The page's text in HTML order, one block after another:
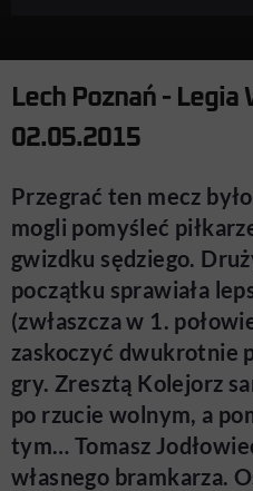
Lech Poznań - Legia
02.05.2015
Przegrać ten mecz
mogli pomyśleć
gwizdku sędziego.
początku sprawiała
(zwłaszcza w 1.
zaskoczyć dwukrotnie
gry. Zresztą Kolejorz
po rzucie wolnym, a
tym… Tomasz
własnego bramkarza.